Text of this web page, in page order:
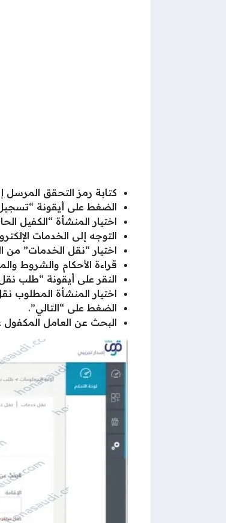
كتابة رمز التحقق المرسل
الضغط على أيقونة
اختيار المنشأة “الكفيل
التوجه إلى الخدمات
اختيار “نقل الخدمات” من
قراءة الأحكام والشروط
النقر على أيقونة “طلب
اختيار المنشأة المطلوب
الضغط على “التالي”.
البحث عن العامل المكفول